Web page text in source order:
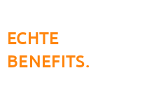
ECHTE
BENEFITS.